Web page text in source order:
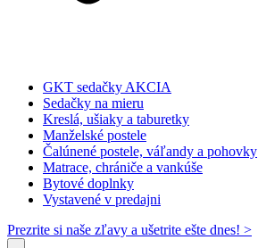
GKT sedačky AKCIA
Sedačky na mieru
Kreslá, ušiaky a taburetky
Manželské postele
Čalúnené postele, váľandy a pohovky
Matrace, chrániče a vankúše
Bytové doplnky
Vystavené v predajni
Prezrite si naše zľavy a ušetrite ešte dnes! >​